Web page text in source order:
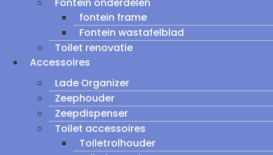
fontein frame
Fontein wastafelblad
Toilet renovatie
Accessoires
Lade Organizer
Zeephouder
Zeepdispenser
Toilet accessoires
Toiletrolhouder